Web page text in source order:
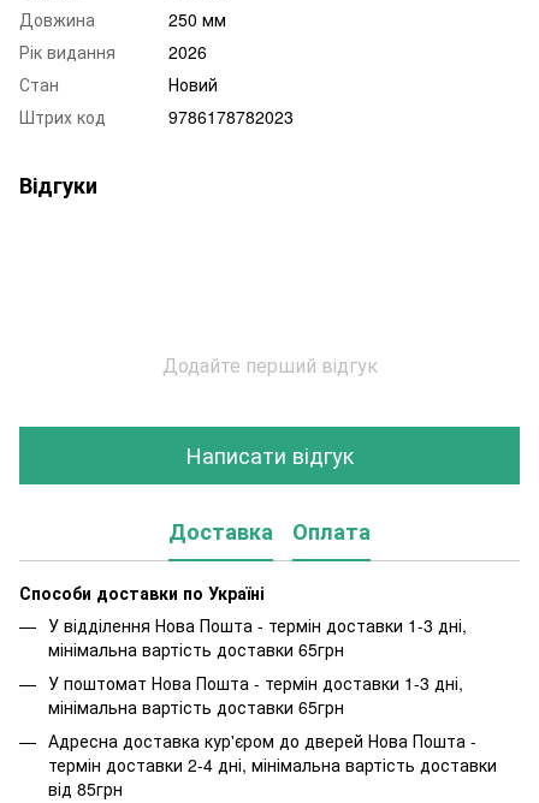
Довжина
250 мм
Рік видання
2026
Стан
Новий
Штрих код
9786178782023
Відгуки
Додайте перший відгук
Написати відгук
Доставка Оплата
Способи доставки по Україні
У відділення Нова Пошта - термін доставки 1-3 дні,
мінімальна вартість доставки 65грн
У поштомат Нова Пошта - термін доставки 1-3 дні,
мінімальна вартість доставки 65грн
Адресна доставка кур'єром до дверей Нова Пошта -
термін доставки 2-4 дні, мінімальна вартість доставки
від 85грн